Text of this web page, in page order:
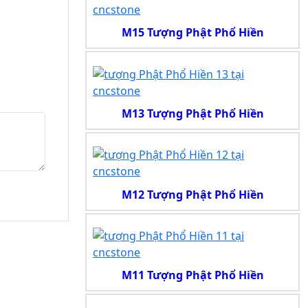
M15 Tượng Phật Phổ Hiền
M13 Tượng Phật Phổ Hiền
M12 Tượng Phật Phổ Hiền
M11 Tượng Phật Phổ Hiền